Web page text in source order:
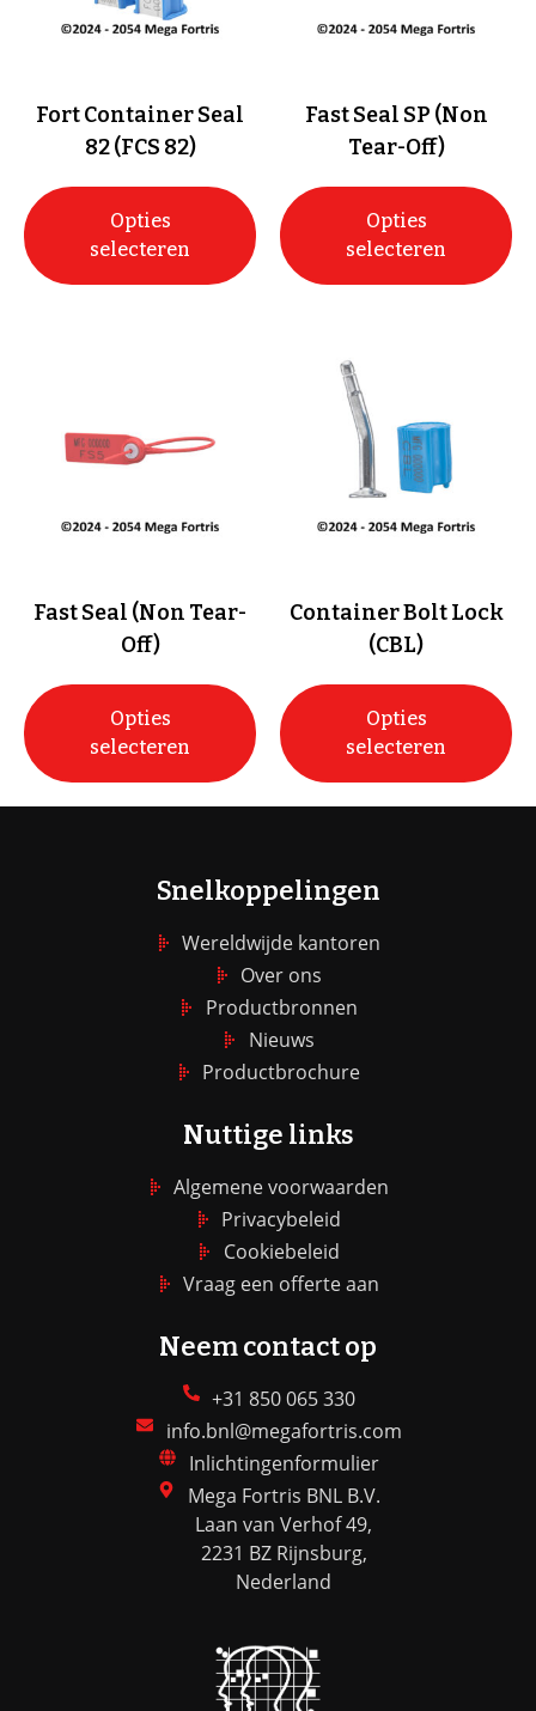
Fort Container Seal
82 (FCS 82)
Opties
selecteren
Fast Seal SP (Non
Tear-Off)
Opties
selecteren
Fast Seal (Non Tear-
Off)
Opties
selecteren
Container Bolt Lock
(CBL)
Opties
selecteren
Snelkoppelingen
Wereldwijde kantoren
Over ons
Productbronnen
Nieuws
Productbrochure
Nuttige links
Algemene voorwaarden
Privacybeleid
Cookiebeleid
Vraag een offerte aan
Neem contact op
+31 850 065 330
info.bnl@megafortris.com
Inlichtingenformulier
Mega Fortris BNL B.V.
Laan van Verhof 49,
2231 BZ Rijnsburg,
Nederland